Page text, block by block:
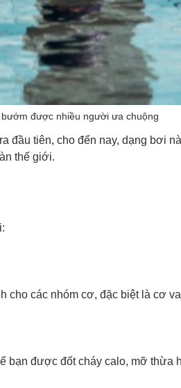
bướm được nhiều người ưa chuộng
đầu tiên, cho đến nay, dạng bơi
thế giới.
cho các nhóm cơ, đặc biệt là cơ
bạn được đốt cháy calo, mỡ thừa